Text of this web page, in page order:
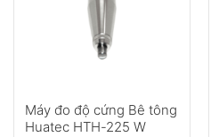
Máy đo độ cứng Bê tông
Huatec HTH-225 W